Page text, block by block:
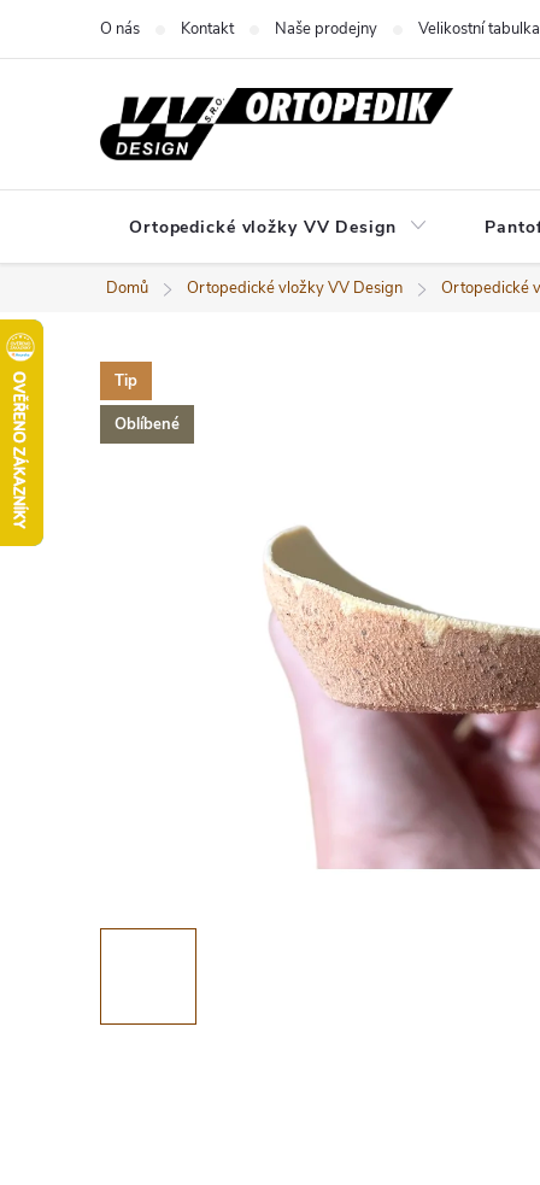
O nás Kontakt Naše prodejny Velikostní tabulka
Ortopedické vložky VV Design
Domů Ortopedické vložky VV Design Ortopedické
Tip
Oblíbené